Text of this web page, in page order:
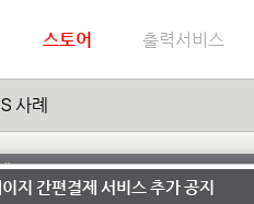
스토어 출력서비스
사례
지 간편결제 서비스 추가 공지